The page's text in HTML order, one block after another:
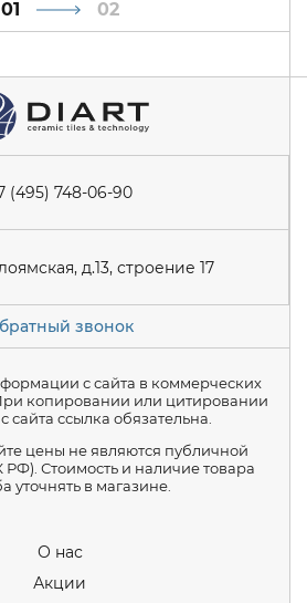
1 2
(495) 748-06-90
д.13, строение 17
звонок
с сайта в коммерческих
копировании или цитировании
сайта ссылка обязательна.
цены не являются публичной
РФ). Стоимость и наличие товара
уточнять в магазине.
О нас
Акции